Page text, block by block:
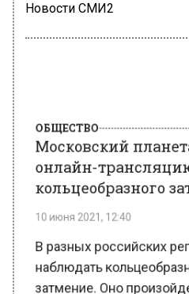
Новости СМИ2
онлайн-
кольцеобразного
10 июня 2021, 12:40
В разных российских
наблюдать
затмение. Оно
июня. Об этом сообщает